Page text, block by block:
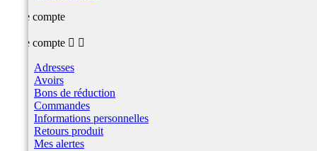
Votre compte
Votre compte  
Adresses
Avoirs
Bons de réduction
Commandes
Informations personnelles
Retours produit
Mes alertes